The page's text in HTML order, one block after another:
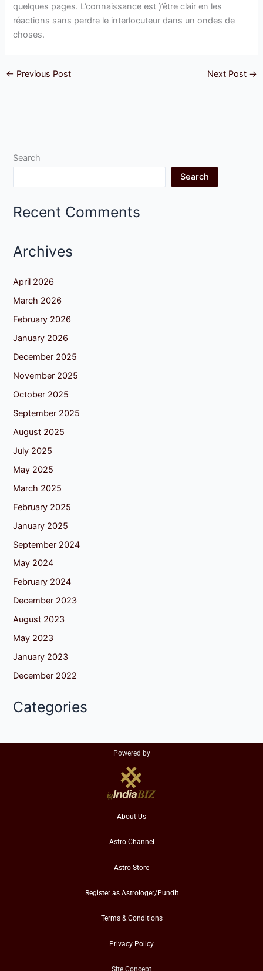
quelques pages. L’connaissance est )’être clair en les
réactions sans perdre le interlocuteur dans un ondes de
choses.
← Previous Post Next Post →
Search
Search
Recent Comments
Archives
April 2026
March 2026
February 2026
January 2026
December 2025
November 2025
October 2025
September 2025
August 2025
July 2025
May 2025
March 2025
February 2025
January 2025
September 2024
May 2024
February 2024
December 2023
August 2023
May 2023
January 2023
December 2022
Categories
Powered by
About Us
Astro Channel
Astro Store
Register as Astrologer/Pundit
Terms & Conditions
Privacy Policy